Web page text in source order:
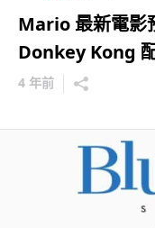
Mario 最新電影
Donkey Kong
4 年前